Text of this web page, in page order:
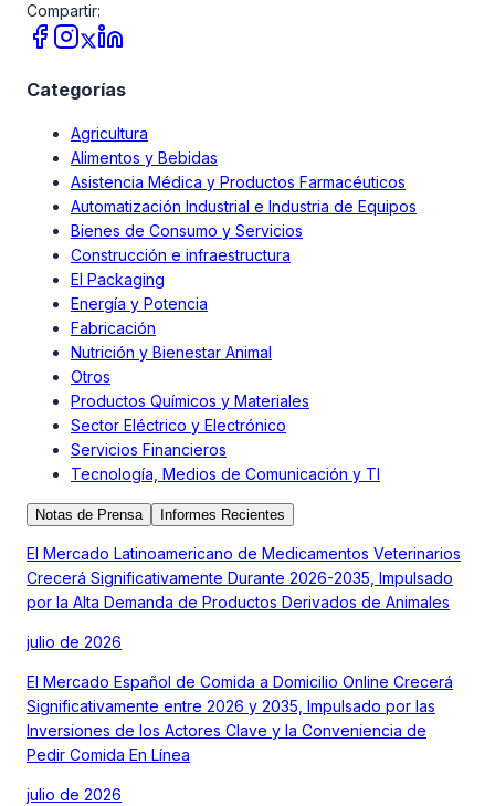
Compartir:
Categorías
Agricultura
Alimentos y Bebidas
Asistencia Médica y Productos Farmacéuticos
Automatización Industrial e Industria de Equipos
Bienes de Consumo y Servicios
Construcción e infraestructura
El Packaging
Energía y Potencia
Fabricación
Nutrición y Bienestar Animal
Otros
Productos Químicos y Materiales
Sector Eléctrico y Electrónico
Servicios Financieros
Tecnología, Medios de Comunicación y TI
Notas de Prensa Informes Recientes
El Mercado Latinoamericano de Medicamentos Veterinarios
Crecerá Significativamente Durante 2026-2035, Impulsado
por la Alta Demanda de Productos Derivados de Animales
julio de 2026
El Mercado Español de Comida a Domicilio Online Crecerá
Significativamente entre 2026 y 2035, Impulsado por las
Inversiones de los Actores Clave y la Conveniencia de
Pedir Comida En Línea
julio de 2026